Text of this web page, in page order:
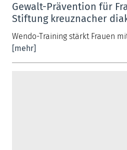
Gewalt-Prävention für
Stiftung kreuznacher
Wendo-Training stärkt Frauen
[mehr]